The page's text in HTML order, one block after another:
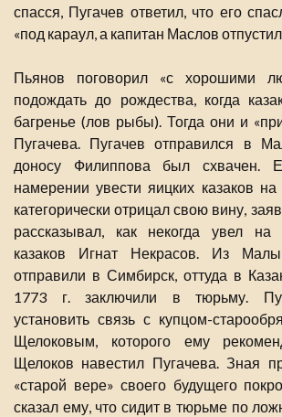
спасся, Пугачев ответил, что его
«под караул, а капитан Маслов
Пьянов поговорил «с хорошими
подождать до рождества, когда
багренье (лов рыбы). Тогда они и
Пугачева. Пугачев отправился в
доносу Филиппова был схвачен.
намерении увести яицких казаков на
категорически отрицал свою вину,
рассказывал, как некогда увел на
казаков Игнат Некрасов. Из
отправили в Симбирск, оттуда в
1773 г. заключили в тюрьму.
установить связь с купцом-
Щелоковым, которого ему
Щелоков навестил Пугачева. Зная
«старой вере» своего будущего
сказал ему, что сидит в тюрьме по